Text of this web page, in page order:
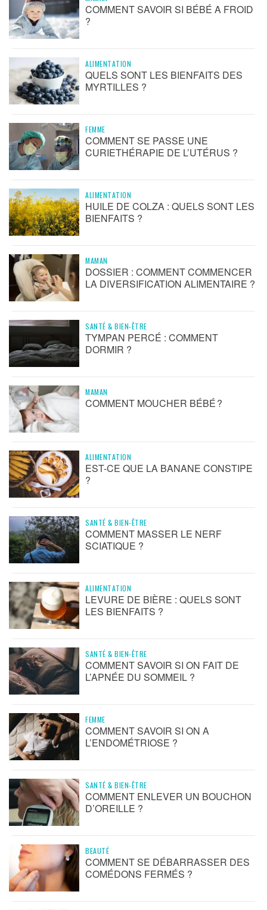
COMMENT SAVOIR SI BÉBÉ A FROID
?
ALIMENTATION
QUELS SONT LES BIENFAITS DES
MYRTILLES ?
FEMME
COMMENT SE PASSE UNE
CURIETHÉRAPIE DE L’UTÉRUS ?
ALIMENTATION
HUILE DE COLZA : QUELS SONT LES
BIENFAITS ?
MAMAN
DOSSIER : COMMENT COMMENCER
LA DIVERSIFICATION ALIMENTAIRE ?
SANTÉ & BIEN-ÊTRE
TYMPAN PERCÉ : COMMENT
DORMIR ?
MAMAN
COMMENT MOUCHER BÉBÉ ?
ALIMENTATION
EST-CE QUE LA BANANE CONSTIPE
?
SANTÉ & BIEN-ÊTRE
COMMENT MASSER LE NERF
SCIATIQUE ?
ALIMENTATION
LEVURE DE BIÈRE : QUELS SONT
LES BIENFAITS ?
SANTÉ & BIEN-ÊTRE
COMMENT SAVOIR SI ON FAIT DE
L’APNÉE DU SOMMEIL ?
FEMME
COMMENT SAVOIR SI ON A
L’ENDOMÉTRIOSE ?
SANTÉ & BIEN-ÊTRE
COMMENT ENLEVER UN BOUCHON
D’OREILLE ?
BEAUTÉ
COMMENT SE DÉBARRASSER DES
COMÉDONS FERMÉS ?